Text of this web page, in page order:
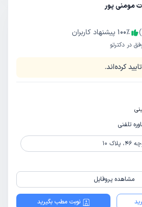
مومنی پور
100٪
پیشنهاد کاربران
در دکترتو
کرده‌اند.
تلفنی
10
مشاهده پروفایل
نوبت مطب بگیرید